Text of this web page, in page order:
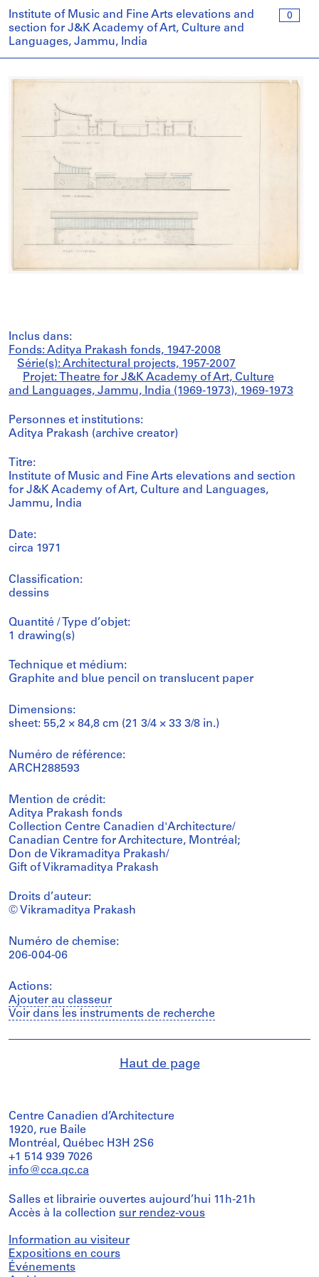
0
Institute of Music and Fine Arts elevations and
section for J&K Academy of Art, Culture and
Languages, Jammu, India
Inclus dans:
Fonds: Aditya Prakash fonds, 1947-2008
Série(s): Architectural projects, 1957-2007
Projet: Theatre for J&K Academy of Art, Culture
and Languages, Jammu, India (1969-1973), 1969-1973
Personnes et institutions:
Aditya Prakash (archive creator)
Titre:
Institute of Music and Fine Arts elevations and section
for J&K Academy of Art, Culture and Languages,
Jammu, India
Date:
circa 1971
Classification:
dessins
Quantité / Type d’objet:
1 drawing(s)
Technique et médium:
Graphite and blue pencil on translucent paper
Dimensions:
sheet: 55,2 × 84,8 cm (21 3/4 × 33 3/8 in.)
Numéro de référence:
ARCH288593
Mention de crédit:
Aditya Prakash fonds
Collection Centre Canadien d'Architecture/
Canadian Centre for Architecture, Montréal;
Don de Vikramaditya Prakash/
Gift of Vikramaditya Prakash
Droits d’auteur:
© Vikramaditya Prakash
Numéro de chemise:
206-004-06
Actions:
Ajouter au classeur
Voir dans les instruments de recherche
Haut de page
Centre Canadien d’Architecture
1920, rue Baile
Montréal, Québec H3H 2S6
+1 514 939 7026
info@cca.qc.ca
Salles et librairie ouvertes aujourd’hui 11h-21h
Accès à la collection sur rendez-vous
Information au visiteur
Expositions en cours
Événements